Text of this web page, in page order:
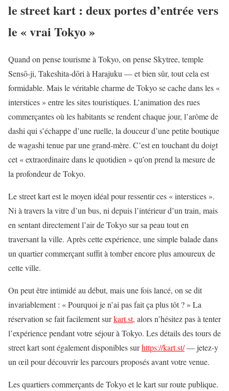
le street kart : deux portes d’entrée vers
le « vrai Tokyo »
Quand on pense tourisme à Tokyo, on pense Skytree, temple
Sensō-ji, Takeshita-dōri à Harajuku — et bien sûr, tout cela est
formidable. Mais le véritable charme de Tokyo se cache dans les «
interstices » entre les sites touristiques. L’animation des rues
commerçantes où les habitants se rendent chaque jour, l’arôme de
dashi qui s’échappe d’une ruelle, la douceur d’une petite boutique
de wagashi tenue par une grand-mère. C’est en touchant du doigt
cet « extraordinaire dans le quotidien » qu’on prend la mesure de
la profondeur de Tokyo.
Le street kart est le moyen idéal pour ressentir ces « interstices ».
Ni à travers la vitre d’un bus, ni depuis l’intérieur d’un train, mais
en sentant directement l’air de Tokyo sur sa peau tout en
traversant la ville. Après cette expérience, une simple balade dans
un quartier commerçant suffit à tomber encore plus amoureux de
cette ville.
On peut être intimidé au début, mais une fois lancé, on se dit
invariablement : « Pourquoi je n’ai pas fait ça plus tôt ? » La
réservation se fait facilement surkart.st, alors n’hésitez pas à tenter
l’expérience pendant votre séjour à Tokyo. Les détails des tours de
street kart sont également disponibles surhttps://kart.st/— jetez-y
un œil pour découvrir les parcours proposés avant votre venue.
Les quartiers commerçants de Tokyo et le kart sur route publique.